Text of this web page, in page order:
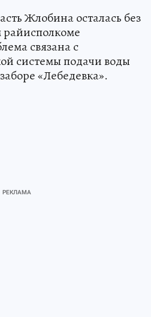
Жлобина осталась без
связана с
системы подачи воды
«Лебедевка».